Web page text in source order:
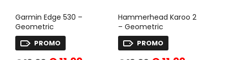
Garmin Edge 530 –
Geometric
PROMO
Hammerhead Karoo 2
– Geometric
PROMO